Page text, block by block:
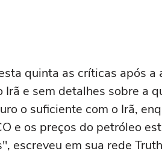
quinta as críticas após a
e sem detalhes sobre a
o suficiente com o Irã,
e os preços do petróleo
escreveu em sua rede